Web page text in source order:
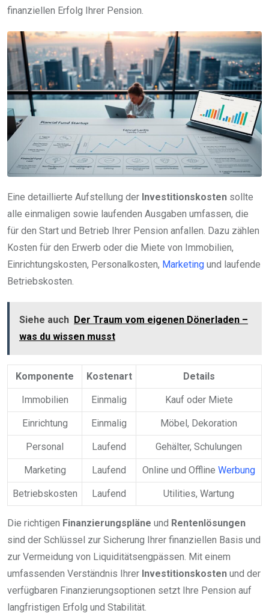
finanziellen Erfolg Ihrer Pension.
Eine detaillierte Aufstellung der Investitionskosten sollte
alle einmaligen sowie laufenden Ausgaben umfassen, die
für den Start und Betrieb Ihrer Pension anfallen. Dazu zählen
Kosten für den Erwerb oder die Miete von Immobilien,
Einrichtungskosten, Personalkosten, Marketing und laufende
Betriebskosten.
Siehe auch Der Traum vom eigenen Dönerladen –
was du wissen musst
Komponente Kostenart Details
Immobilien Einmalig Kauf oder Miete
Einrichtung Einmalig Möbel, Dekoration
Personal Laufend Gehälter, Schulungen
Marketing Laufend Online und Offline Werbung
Betriebskosten Laufend Utilities, Wartung
Die richtigen Finanzierungspläne und Rentenlösungen
sind der Schlüssel zur Sicherung Ihrer finanziellen Basis und
zur Vermeidung von Liquiditätsengpässen. Mit einem
umfassenden Verständnis Ihrer Investitionskosten und der
verfügbaren Finanzierungsoptionen setzt Ihre Pension auf
langfristigen Erfolg und Stabilität.